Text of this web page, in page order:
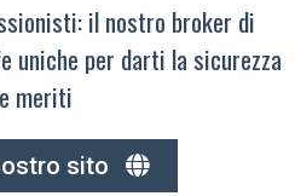
il nostro broker di
uniche per darti la sicurezza
meriti
sito